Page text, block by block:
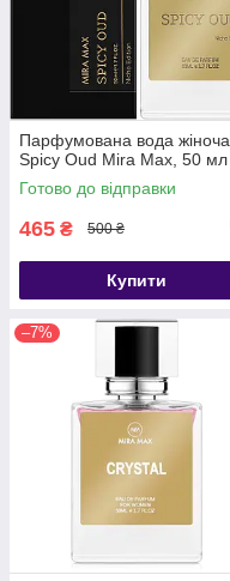
Парфумована вода жіноча
Spicy Oud Mira Max, 50 мл
Готово до відправки
465 ₴ 500 ₴
Купити
–7%